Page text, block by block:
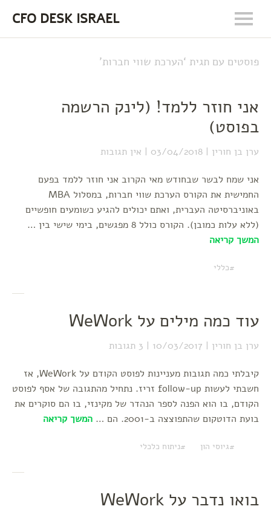
CFO DESK ISRAEL
פוסטים עם תגית ‘הערכת שווי חברות’
אני חוזר ללמד! (לינק הרשמה
בפוסט)
ערן בן חורין 03/04/2018 אין תגובות
אני שמח לבשר שבחודש מאי הקרוב אני חוזר ללמד בפעם
החמישית את הקורס הערכת שווי חברות, במסלול MBA
באוניברסיטה העברית, ואתם יכולים להגיע כשומעים חופשיים
(ללא עלות כמובן). הקורס כולל 8 מפגשים, בימי שישי בין …
המשך קריאה
כללי
עוד כמה מילים על WeWork
ערן בן חורין 10/03/2017 3 תגובות
קיבלתי כמה תגובות מעניינות לפוסט הקודם על WeWork, אז
חשבתי לעשות follow-up זריז. נתחיל מהתגובה של אסף לפוסט
הקודם, בו הוא הפנה לספר הנהדר של מקינזי, בו הם סוקרים את
בועת הדוטקום שהתפוצצה ב-2001. הם …
המשך קריאה
גיוסי הון ניתוח כלכלי
בואו נדבר על WeWork